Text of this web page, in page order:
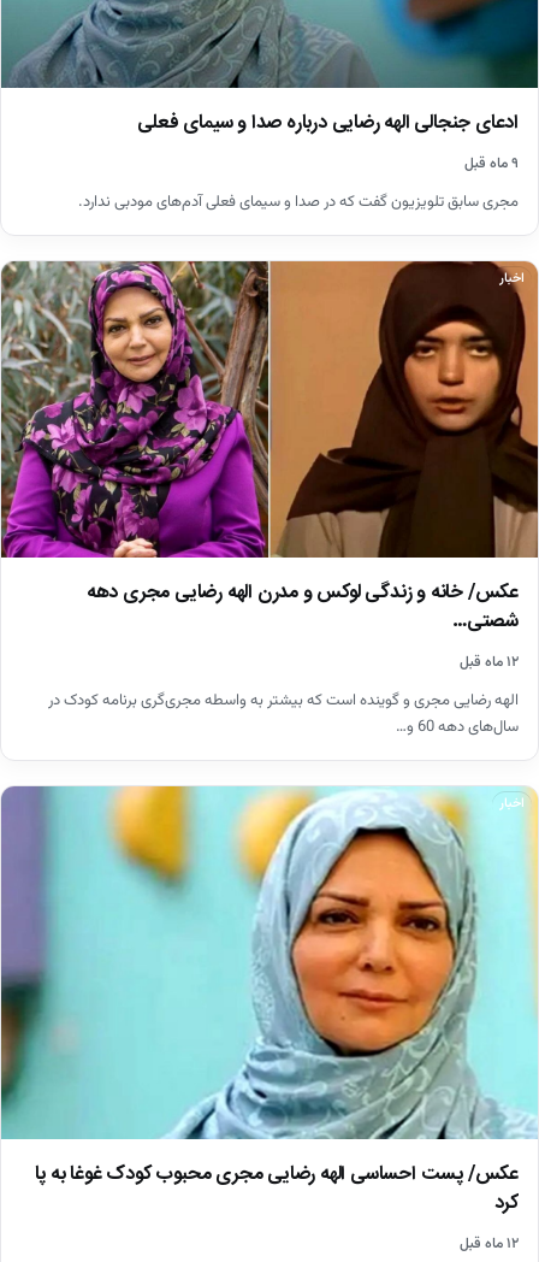
ادعای جنجالی الهه رضایی درباره صدا و سیمای فعلی
۹ ماه قبل
مجری سابق تلویزیون گفت که در صدا و سیمای فعلی آدم‌های مودبی ندارد.
اخبار
عکس/ خانه و زندگی لوکس و مدرن الهه رضایی مجری دهه
شصتی…
۱۲ ماه قبل
الهه رضایی مجری و گوینده است که بیشتر به واسطه مجری‌گری برنامه کودک در
سال‌های دهه 60 و…
اخبار
عکس/ پست احساسی الهه رضایی مجری محبوب کودک غوغا به پا
کرد
۱۲ ماه قبل